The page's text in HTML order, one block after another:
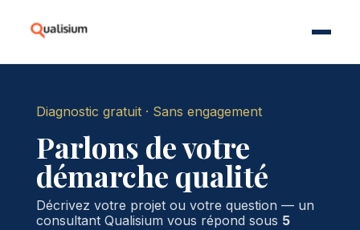
Diagnostic gratuit · Sans engagement
Parlons de votre
démarche qualité
Décrivez votre projet ou votre question — un
consultant Qualisium vous répond sous 5